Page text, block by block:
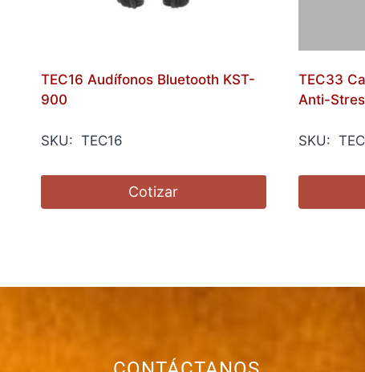
TEC16 Audífonos Bluetooth KST-
900
SKU: TEC16
Cotizar
TEC33
Anti-
SKU: